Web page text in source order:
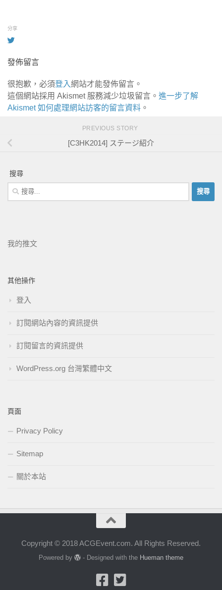
分享
發佈留言
很抱歉，必須登入網站才能發佈留言。
這個網站採用 Akismet 服務減少垃圾留言。 進一步了解
Akismet 如何處理網站訪客的留言資料 。
PREVIOUS STORY
[C3HK2014] ステージ紹介
搜尋
我的推文
其他操作
登入
訂閱網站內容的資訊提供
訂閱留言的資訊提供
WordPress.org 台灣繁體中文
頁面
Privacy Policy
Sitemap
關於本站
Copyright © 2018 ACGEvent.com. All Rights Reserved.
Powered by - Designed with the Hueman theme